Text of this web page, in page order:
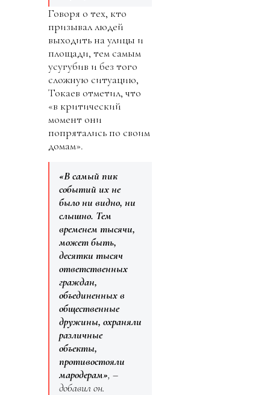
Говоря о тех, кто
призывал людей
выходить на улицы и
площади, тем самым
усугубив и без того
сложную ситуацию,
Токаев отметил, что
«в критический
момент они
попрятались по своим
домам».
«В самый пик
событий их не
было ни видно, ни
слышно. Тем
временем тысячи,
может быть,
десятки тысяч
ответственных
граждан,
объединенных в
общественные
дружины, охраняли
различные
объекты,
противостояли
мародерам», –
добавил он.